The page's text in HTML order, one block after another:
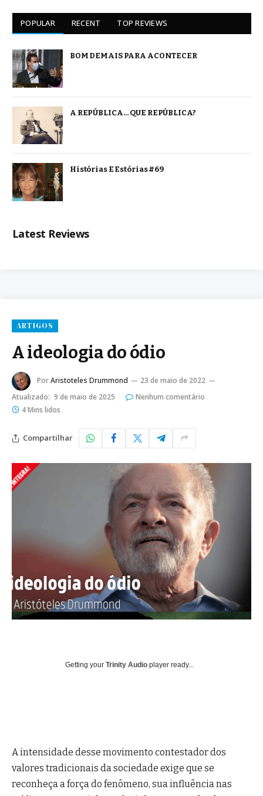
POPULAR RECENT TOP REVIEWS
BOM DEMAIS PARA ACONTECER
A REPÚBLICA… QUE REPÚBLICA?
Histórias E Estórias #69
Latest Reviews
ARTIGOS
A ideologia do ódio
PorAristoteles Drummond
23 de maio de 2022
Atualizado: 9 de maio de 2025
Nenhum comentário
4 Mins lidos
Compartilhar
Getting your Trinity Audio player ready...
A intensidade desse movimento contestador dos
valores tradicionais da sociedade exige que se
reconheça a força do fenômeno, sua influência nas